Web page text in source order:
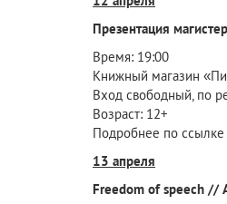
Презентация
Время: 19:00
Книжный магазин
Вход свободный, по
Возраст: 12+
Подробнее по ссылке
13 апреля
Freedom of speech //